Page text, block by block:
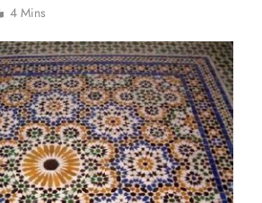
4 Mins